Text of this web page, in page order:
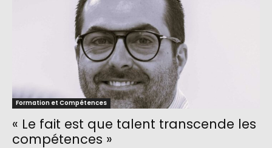
Formation et Compétences
« Le fait est que talent transcende les
compétences »